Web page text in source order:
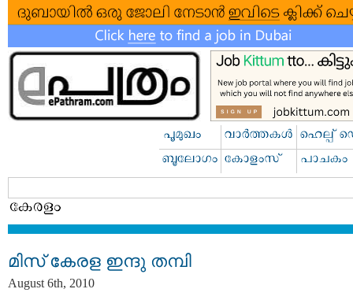
മിസ് കേരള ഇന്ദു തമ്പി
August 6th, 2010